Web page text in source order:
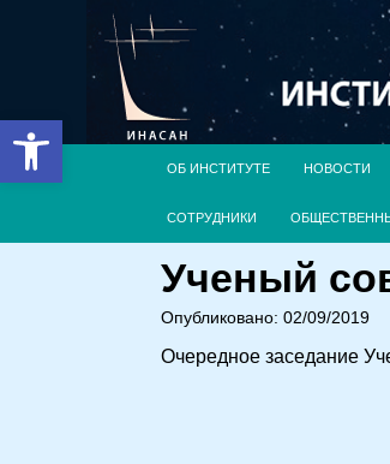
Открыть панель инструментов
ОБ ИНСТИТУТЕ НОВОСТИ
СОТРУДНИКИ
Ученый
Опубликовано: 02/09/2019
Очередное заседание